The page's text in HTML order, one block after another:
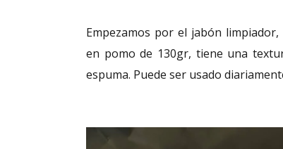
Empezamos por el jabón limpiador,
en pomo de 130gr, tiene una
espuma. Puede ser usado